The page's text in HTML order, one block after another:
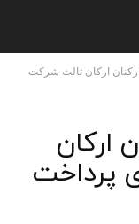
ارکان ثالث شرکت
ارکان
پرداخت